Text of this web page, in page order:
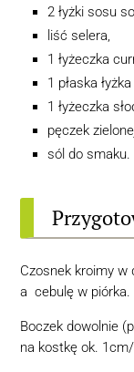
2 łyżki sosu
liść selera,
1 łyżeczka
1 płaska
1 łyżeczka
pęczek
sól do smaku.
Czosnek kroimy w
a cebulę w piórka.
Boczek dowolnie
na kostkę ok.